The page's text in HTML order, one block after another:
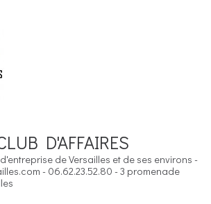
D'AFFAIRES
de Versailles et de ses environs -
- 06.62.23.52.80 - 3 promenade